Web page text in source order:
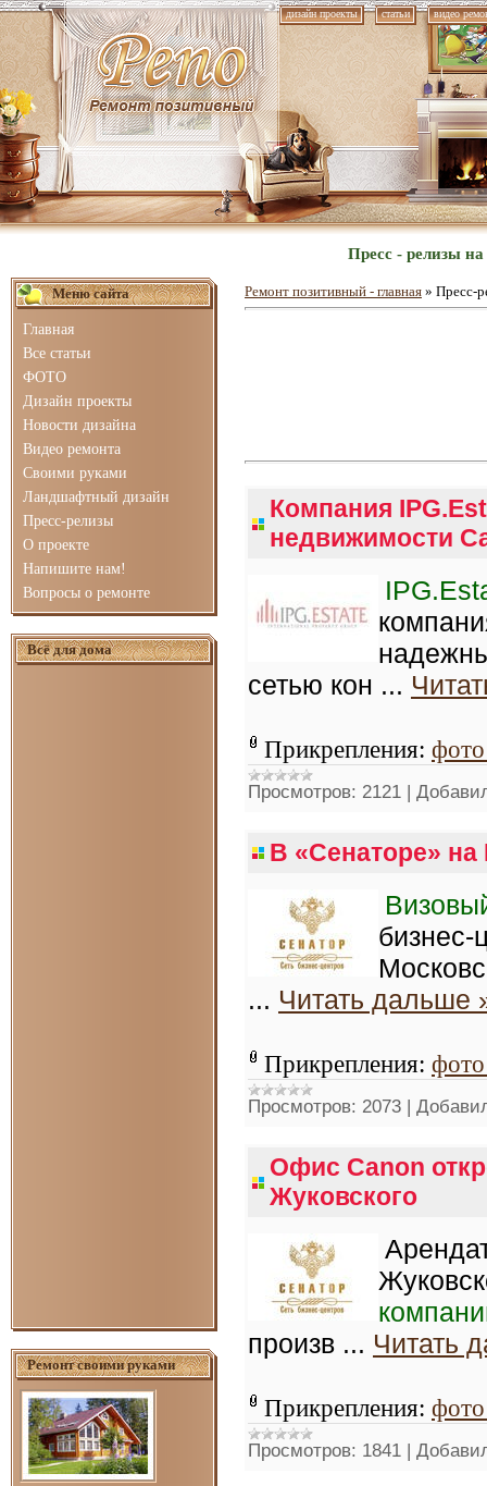
дизайн проекты статьи видео
Пресс - релизы
Меню сайта
Главная
Все статьи
ФОТО
Дизайн проекты
Новости дизайна
Видео ремонта
Своими руками
Ландшафтный дизайн
Пресс-релизы
О проекте
Напишите нам!
Вопросы о ремонте
Всё для дома
Ремонт своими руками
Ремонт позитивный - главная » Пресс-
Компания
недвижимости
сетью кон ...
Прикрепления:
Просмотров: 2121 |
В «Сенаторе» на
бизнес-
... Читать дальше
Прикрепления:
Просмотров: 2073 |
Офис Canon
Жуковского
произв ... Читать
Прикрепления:
Просмотров: 1841 |